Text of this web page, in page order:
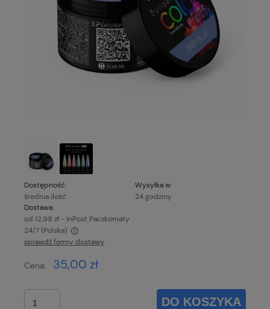
Dostępność:
średnia ilość
Wysyłka w:
24 godziny
Dostawa:
od 12,99 zł - InPost Paczkomaty
24/7(Polska)
Cena nie zawiera ewentualnych kosztów płatności
sprawdź formy dostawy
Cena: 35,00 zł
DO KOSZYKA